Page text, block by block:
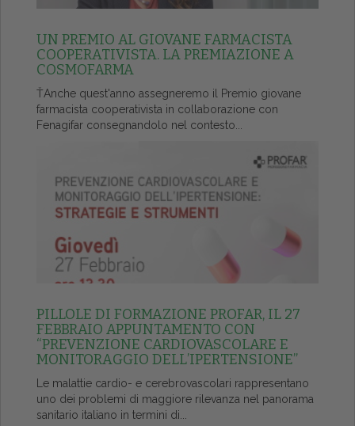
UN PREMIO AL GIOVANE FARMACISTA
COOPERATIVISTA. LA PREMIAZIONE A
COSMOFARMA
ŤAnche quest'anno assegneremo il Premio giovane
farmacista cooperativista in collaborazione con
Fenagifar consegnandolo nel contesto...
PILLOLE DI FORMAZIONE PROFAR, IL 27
FEBBRAIO APPUNTAMENTO CON
“PREVENZIONE CARDIOVASCOLARE E
MONITORAGGIO DELL’IPERTENSIONE”
Le malattie cardio- e cerebrovascolari rappresentano
uno dei problemi di maggiore rilevanza nel panorama
sanitario italiano in termini di...